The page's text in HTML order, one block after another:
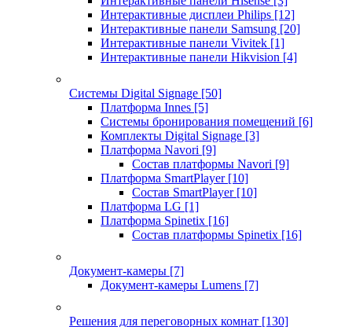
Интерактивные дисплеи Philips [12]
Интерактивные панели Samsung [20]
Интерактивные панели Vivitek [1]
Интерактивные панели Hikvision [4]
Системы Digital Signage [50]
Платформа Innes [5]
Системы бронирования помещений [6]
Комплекты Digital Signage [3]
Платформа Navori [9]
Состав платформы Navori [9]
Платформа SmartPlayer [10]
Состав SmartPlayer [10]
Платформа LG [1]
Платформа Spinetix [16]
Состав платформы Spinetix [16]
Документ-камеры [7]
Документ-камеры Lumens [7]
Решения для переговорных комнат [130]